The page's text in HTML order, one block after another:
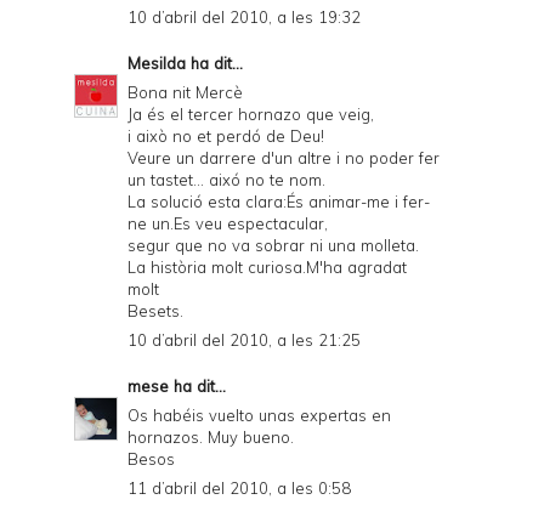
10 d’abril del 2010, a les 19:32
Mesilda ha dit...
Bona nit Mercè
Ja és el tercer hornazo que veig,
i això no et perdó de Deu!
Veure un darrere d'un altre i no poder fer
un tastet... aixó no te nom.
La solució esta clara:És animar-me i fer-
ne un.Es veu espectacular,
segur que no va sobrar ni una molleta.
La història molt curiosa.M'ha agradat
molt
Besets.
10 d’abril del 2010, a les 21:25
mese ha dit...
Os habéis vuelto unas expertas en
hornazos. Muy bueno.
Besos
11 d’abril del 2010, a les 0:58